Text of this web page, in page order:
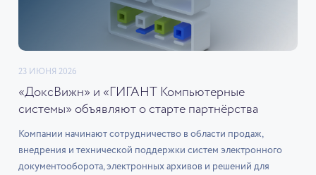
23 ИЮНЯ 2026
«ДоксВижн» и «ГИГАНТ Компьютерные
системы» объявляют о старте партнёрства
Компании начинают сотрудничество в области продаж,
внедрения и технической поддержки систем электронного
документооборота, электронных архивов и решений для